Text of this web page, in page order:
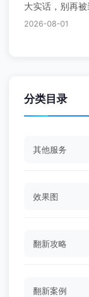
大实话，别再
2026-08-01
分类目录
其他服务
效果图
翻新攻略
翻新案例